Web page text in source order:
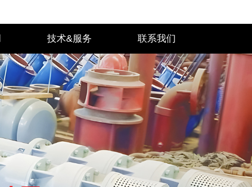
技术&服务 联系我们